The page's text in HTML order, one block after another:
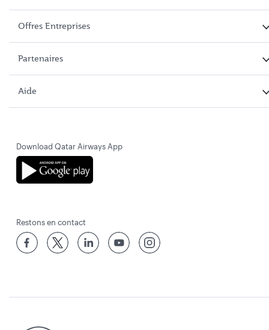
Offres Entreprises
Partenaires
Aide
Download Qatar Airways App
Restons en contact